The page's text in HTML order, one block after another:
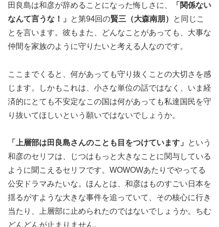
田良島は和彦が辞めることになった悔しさに、
「関係ない
なんて言うな！」
と第94回の賢三（大森南朋）
と同じこ
とを言います。彼もまた、どんなことがあっても、大事な
仲間を家族のように守りたいと考える人なのです。
ここまでくると、何があっても守り抜くことの大切さを感
じます。しかもこれは、小さな単位の話ではなく、いま経
済的にとても不安定なこの国は何があっても私達国民を守
り抜いてほしいという願いではないでしょうか。
「上層部は田良島さんのことも目をつけています」
という
和彦のセリフは、じつはもっと大きなことに関与している
ように聞こえるセリフです。WOWOWあたりでやってる
公安ドラマみたいな。ほんとは、和彦はものすごい日本を
揺るがすような大きな事件を追っていて、その核心に行き
当たり、上層部に止められたのではないでしょうか。ちむ
どんどんが止まりません。